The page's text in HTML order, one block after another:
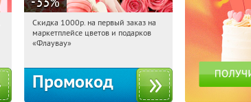
08:50:21 Получили:
Россия
Скидка 1000р. на первый заказ на
маркетплейсе цветов и подарков
«Флаувау»
Промокод